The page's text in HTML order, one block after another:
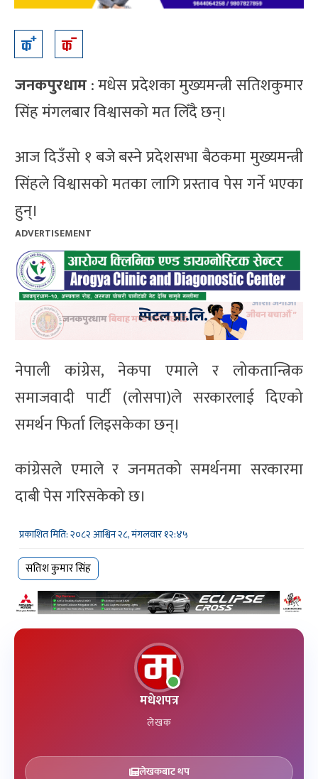
जनकपुरधाम: मधेस प्रदेशका मुख्यमन्त्री सतिशकुमार
सिंह मंगलबार विश्वासको मत लिँदै छन्।
आज दिउँसो १ बजे बस्ने प्रदेशसभा बैठकमा मुख्यमन्त्री
सिंहले विश्वासको मतका लागि प्रस्ताव पेस गर्ने भएका
हुन्।
ADVERTISEMENT
नेपाली कांग्रेस, नेकपा एमाले र लोकतान्त्रिक
समाजवादी पार्टी (लोसपा)ले सरकारलाई दिएको
समर्थन फिर्ता लिइसकेका छन्।
कांग्रेसले एमाले र जनमतको समर्थनमा सरकारमा
दाबी पेस गरिसकेको छ।
प्रकाशित मिति: २०८२ आश्विन २८, मंगलवार १२:४५
सतिश कुमार सिंह
मधेशपत्र
लेखक
लेखकबाट थप